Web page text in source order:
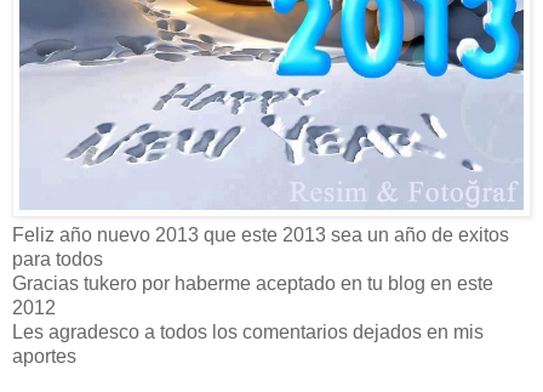
Feliz año nuevo 2013 que este 2013 sea un año de exitos
para todos
Gracias tukero por haberme aceptado en tu blog en este
2012
Les agradesco a todos los comentarios dejados en mis
aportes